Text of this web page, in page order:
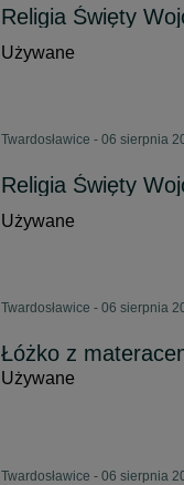
Religia Święty
Używane
Twardosławice - 06 sierpnia
Religia Święty
Używane
Twardosławice - 06 sierpnia
Łóżko z
Używane
Twardosławice - 06 sierpnia